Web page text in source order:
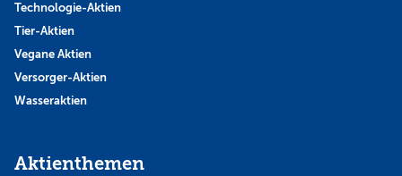
Technologie-Aktien
Tier-Aktien
Vegane Aktien
Versorger-Aktien
Wasseraktien
Aktienthemen